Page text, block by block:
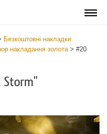
Безкоштовні накладки
накладання золота> #20
Storm"